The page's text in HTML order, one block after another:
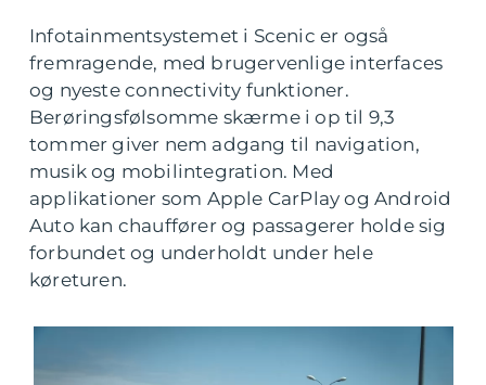
Infotainmentsystemet i Scenic er også
fremragende, med brugervenlige interfaces
og nyeste connectivity funktioner.
Berøringsfølsomme skærme i op til 9,3
tommer giver nem adgang til navigation,
musik og mobilintegration. Med
applikationer som Apple CarPlay og Android
Auto kan chauffører og passagerer holde sig
forbundet og underholdt under hele
køreturen.